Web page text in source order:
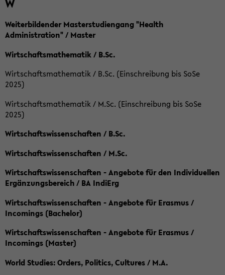
Weiterbildender Masterstudiengang "Health
Administration" / Master
Wirtschaftsmathematik / B.Sc.
Wirtschaftsmathematik / B.Sc. (Einschreibung bis SoSe
2025)
Wirtschaftsmathematik / M.Sc. (Einschreibung bis SoSe
2025)
Wirtschaftswissenschaften / B.Sc.
Wirtschaftswissenschaften / M.Sc.
Wirtschaftswissenschaften - Angebote für den Individuellen
Ergänzungsbereich / BA IndiErg
Wirtschaftswissenschaften - Angebote für Erasmus /
Incomings (Bachelor)
Wirtschaftswissenschaften - Angebote für Erasmus /
Incomings (Master)
World Studies: Orders, Politics, Cultures / M.A.